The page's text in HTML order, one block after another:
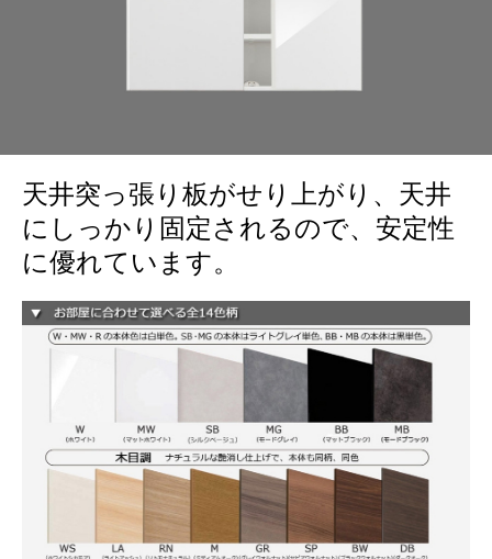
天井突っ張り板がせり上がり、天井
にしっかり固定されるので、安定性
に優れています。